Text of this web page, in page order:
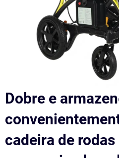
Dobre e
cadeira de